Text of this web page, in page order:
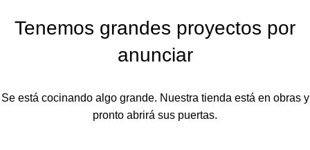
Tenemos grandes proyectos por
anunciar
Se está cocinando algo grande. Nuestra tienda está en obras y
pronto abrirá sus puertas.